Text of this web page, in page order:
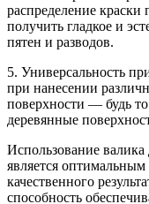
распределение краски
получить гладкое и
пятен и разводов.
5. Универсальность
при нанесении
поверхности — будь
деревянные
Использование
является
качественного
способность